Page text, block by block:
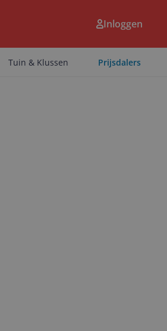
Inloggen
Tuin & Klussen Prijsdalers